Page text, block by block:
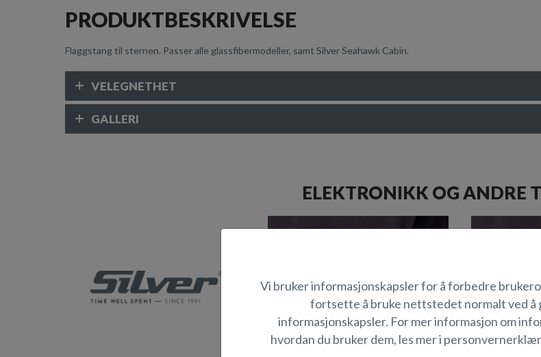
PRODUKTBESKRIVELSE
Flaggstang til sternen. Passer alle glassfibermodeller, samt Silver Seahawk Cabin.
VELEGNETHET
GALLERI
ELEKTRONIKK OG ANDRE
Vi bruker informasjonskapsler for å forbedre
fortsette å bruke nettstedet normalt ved å
informasjonskapsler. For mer informasjon om
hvordan du bruker dem, les mer i